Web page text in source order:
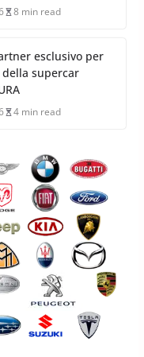
8 min read
esclusivo per
supercar
4 min read